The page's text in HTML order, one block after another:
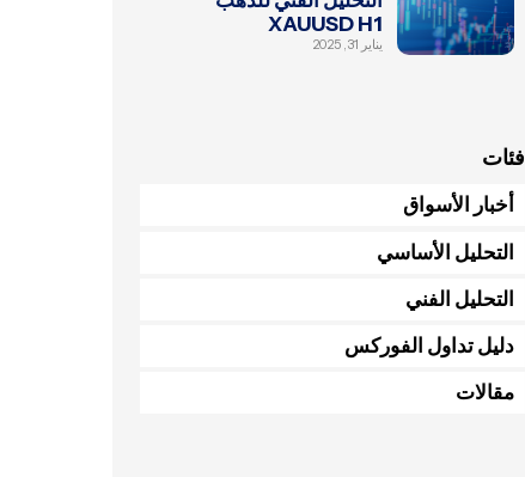
XAUUSD H1
يناير 31, 2025
فئات
أخبار الأسواق
التحليل الأساسي
التحليل الفني
دليل تداول الفوركس
مقالات